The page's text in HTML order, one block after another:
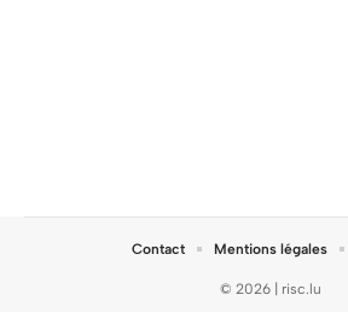
© 2026 | risc.lu
Contact Mentions légales